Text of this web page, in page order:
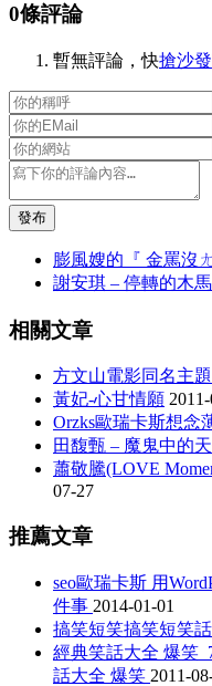
0條評論
暫無評論，快搶沙發
發布
膨風嫂的『 金罵沒
謝安琪 – 停轉的木
相關文章
方文山電影同名主
黃妃-心甘情願
Orzks歐瑞卡斯想念
田馥甄 – 魔鬼中的
蕭敬騰(LOVE
07-27
推薦文章
seo歐瑞卡斯 用
件事 2014-01-01
搞笑短笑搞笑短笑
經典笑話大全 爆笑
話大全 爆笑 2011-